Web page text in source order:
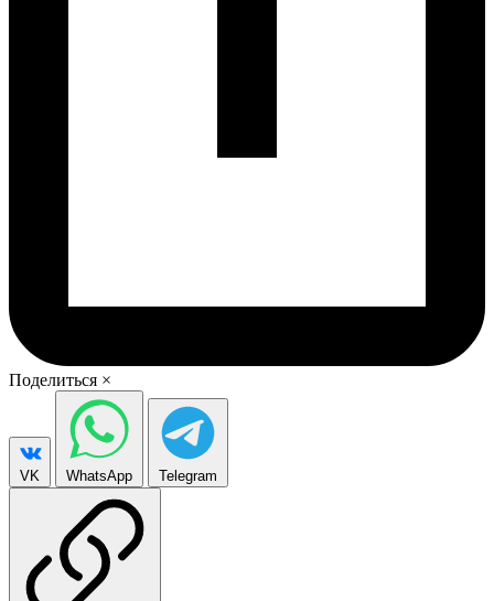
Поделиться ×
VK WhatsApp Telegram